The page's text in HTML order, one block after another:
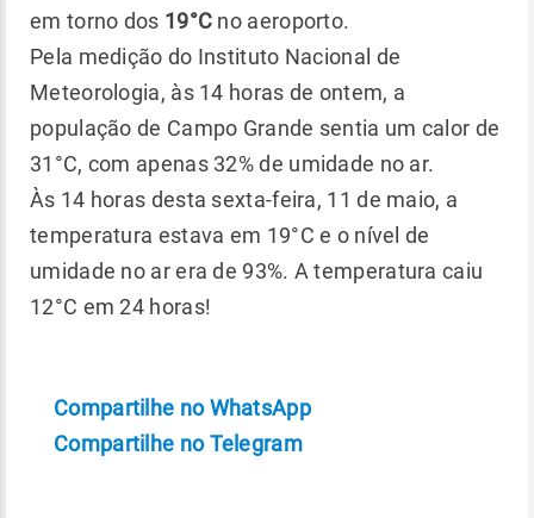
em torno dos 19°C no aeroporto.
Pela medição do Instituto Nacional de
Meteorologia, às 14 horas de ontem, a
população de Campo Grande sentia um calor de
31°C, com apenas 32% de umidade no ar.
Às 14 horas desta sexta-feira, 11 de maio, a
temperatura estava em 19°C e o nível de
umidade no ar era de 93%. A temperatura caiu
12°C em 24 horas!
Compartilhe no WhatsApp
Compartilhe no Telegram